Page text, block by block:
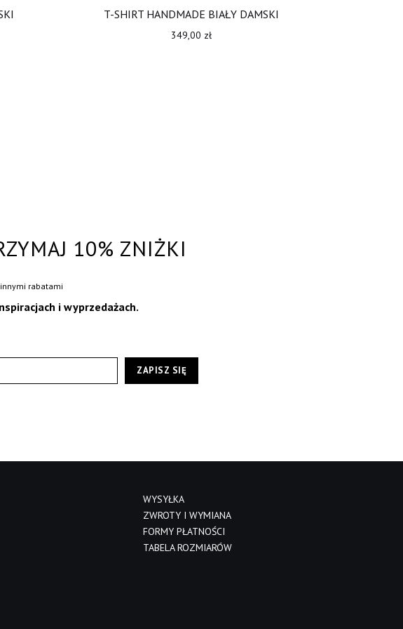
T-SHIRT HANDMADE BIAŁY DAMSKI
349,00 zł
10% ZNIŻKI
rabatami
i wyprzedażach.
ZAPISZ SIĘ
WYSYŁKA
ZWROTY I WYMIANA
FORMY PŁATNOŚCI
TABELA ROZMIARÓW